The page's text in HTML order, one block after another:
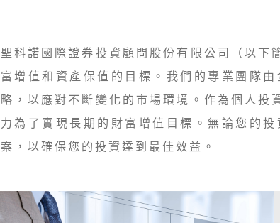
聖科諾國際證券投資顧問股份有限公司（以下
富增值和資產保值的目標。我們的專業團隊
略，以應對不斷變化的市場環境。作為個人投
力為了實現長期的財富增值目標。無論您的
案，以確保您的投資達到最佳效益。